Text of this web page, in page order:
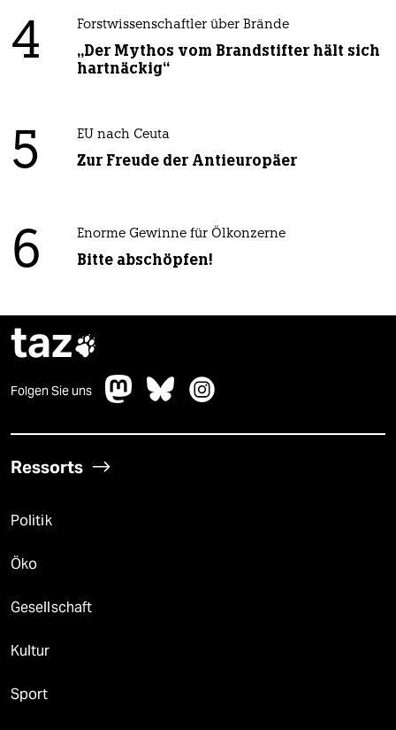
4 Forstwissenschaftler über Brände
„Der Mythos vom Brandstifter hält sich
hartnäckig“
5 EU nach Ceuta
Zur Freude der Antieuropäer
6 Enorme Gewinne für Ölkonzerne
Bitte abschöpfen!
taz
Folgen Sie uns
Ressorts
Politik
Öko
Gesellschaft
Kultur
Sport